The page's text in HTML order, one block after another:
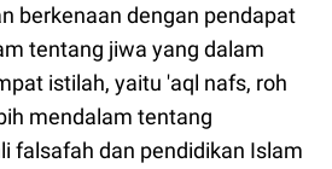
berkenaan dengan pendapat
tentang jiwa yang dalam
istilah, yaitu 'aql nafs, roh
mendalam tentang
falsafah dan pendidikan Islam